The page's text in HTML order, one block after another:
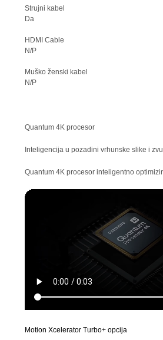
Strujni kabel
Da
HDMI Cable
N/P
Muško ženski kabel
N/P
Quantum 4K procesor
Inteligencija u pozadini vrhunske slike i
Quantum 4K procesor inteligentno
Motion Xcelerator Turbo+ opcija